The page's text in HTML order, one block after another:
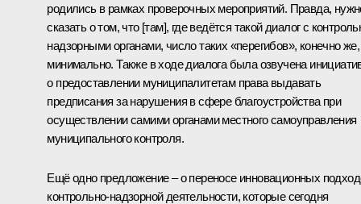
родились в рамках проверочных мероприятий. Правда,
сказать о том, что [там], где ведётся такой диалог с
надзорными органами, число таких «перегибов», конечно же,
минимально. Также в ходе диалога была озвучена
о предоставлении муниципалитетам права выдавать
предписания за нарушения в сфере благоустройства при
осуществлении самими органами местного самоуправления
муниципального контроля.
Ещё одно предложение ‒ о переносе инновационных
контрольно-надзорной деятельности, которые сегодня